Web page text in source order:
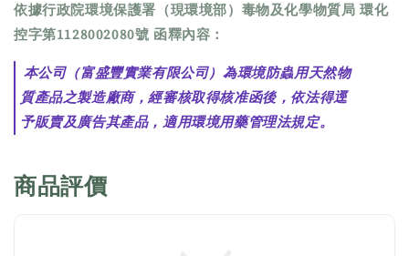
依據行政院環境保護署（現環境部）毒物及化學物質局 環化
控字第1128002080號 函釋內容：
本公司（富盛豐實業有限公司）為環境防蟲用天然物
質產品之製造廠商，經審核取得核准函後，依法得逕
予販賣及廣告其產品，適用環境用藥管理法規定。
商品評價